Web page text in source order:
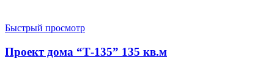
Быстрый просмотр
Проект дома “Т-135” 135 кв.м